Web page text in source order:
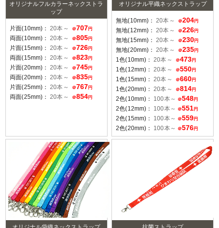
オリジナルフルカラーネックストラ
ップ
片面(10mm)：20本～ ＠707 円
両面(10mm)：20本～ ＠805 円
片面(15mm)：20本～ ＠726 円
両面(15mm)：20本～ ＠823 円
片面(20mm)：20本～ ＠745 円
両面(20mm)：20本～ ＠835 円
片面(25mm)：20本～ ＠767 円
両面(25mm)：20本～ ＠854 円
オリジナル平織ネックストラップ
無地(10mm)：20本～ ＠204 円
無地(12mm)：20本～ ＠226 円
無地(15mm)：20本～ ＠230 円
無地(20mm)：20本～ ＠235 円
1色(10mm)：20本～ ＠473 円
1色(12mm)：20本～ ＠550 円
1色(15mm)：20本～ ＠660 円
1色(20mm)：20本～ ＠814 円
2色(10mm)： 100本～ ＠548 円
2色(12mm)： 100本～ ＠551 円
2色(15mm)： 100本～ ＠559 円
2色(20mm)： 100本～ ＠576 円